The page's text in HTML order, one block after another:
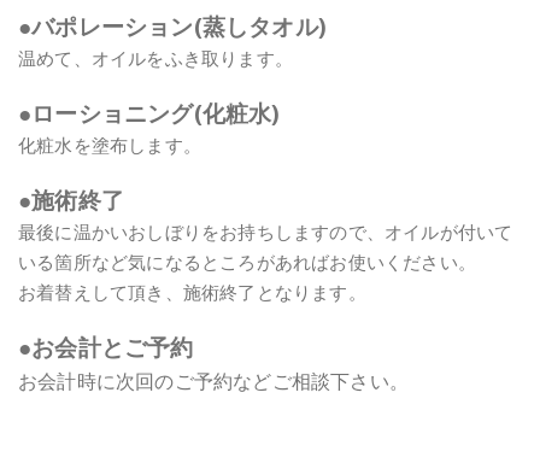
●バポレーション(蒸しタオル)
温めて、オイルをふき取ります。
●ローショニング(化粧水)
化粧水を塗布します。
●施術終了
最後に温かいおしぼりをお持ちしますので、オイルが付いて
いる箇所など気になるところがあればお使いください。
お着替えして頂き、施術終了となります。
●お会計とご予約
お会計時に次回のご予約などご相談下さい。